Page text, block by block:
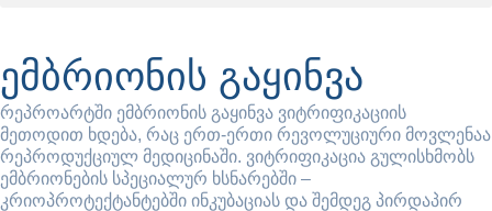
ემბრიონის გაყინვა
რეპროარტში ემბრიონის გაყინვა ვიტრიფიკაციის
მეთოდით ხდება, რაც ერთ-ერთი რევოლუციური მოვლენაა
რეპროდუქციულ მედიცინაში. ვიტრიფიკაცია გულისხმობს
ემბრიონების სპეციალურ ხსნარებში –
კრიოპროტექტანტებში ინკუბაციას და შემდეგ პირდაპირ